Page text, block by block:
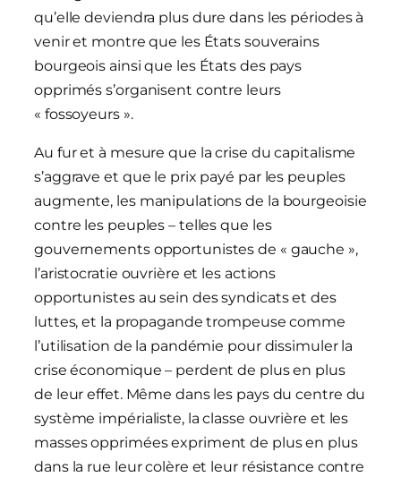
qu’elle deviendra plus dure dans les périodes à
venir et montre que les États souverains
bourgeois ainsi que les États des pays
opprimés s’organisent contre leurs
« fossoyeurs ».
Au fur et à mesure que la crise du capitalisme
s’aggrave et que le prix payé par les peuples
augmente, les manipulations de la bourgeoisie
contre les peuples – telles que les
gouvernements opportunistes de « gauche »,
l’aristocratie ouvrière et les actions
opportunistes au sein des syndicats et des
luttes, et la propagande trompeuse comme
l’utilisation de la pandémie pour dissimuler la
crise économique – perdent de plus en plus
de leur effet. Même dans les pays du centre du
système impérialiste, la classe ouvrière et les
masses opprimées expriment de plus en plus
dans la rue leur colère et leur résistance contre